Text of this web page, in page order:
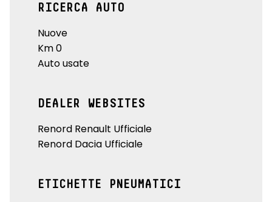
RICERCA AUTO
Nuove
Km 0
Auto usate
DEALER WEBSITES
Renord Renault Ufficiale
Renord Dacia Ufficiale
ETICHETTE PNEUMATICI